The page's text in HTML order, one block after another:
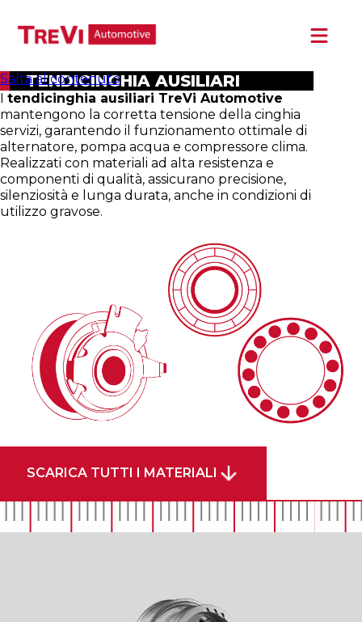
Salta al contenuto
HOME
CHI SIAMO
PRODOTTI
NEWS
TENDICINGHIA AUSILIARI
I tendicinghia ausiliari TreVi Automotive
mantengono la corretta tensione della cinghia
servizi, garantendo il funzionamento ottimale di
alternatore, pompa acqua e compressore clima.
Realizzati con materiali ad alta resistenza e
componenti di qualità, assicurano precisione,
silenziosità e lunga durata, anche in condizioni di
utilizzo gravose.
SCARICA TUTTI I MATERIALI